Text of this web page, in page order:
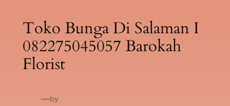
Toko Bunga Di Salaman I
082275045057 Barokah
Florist
—by